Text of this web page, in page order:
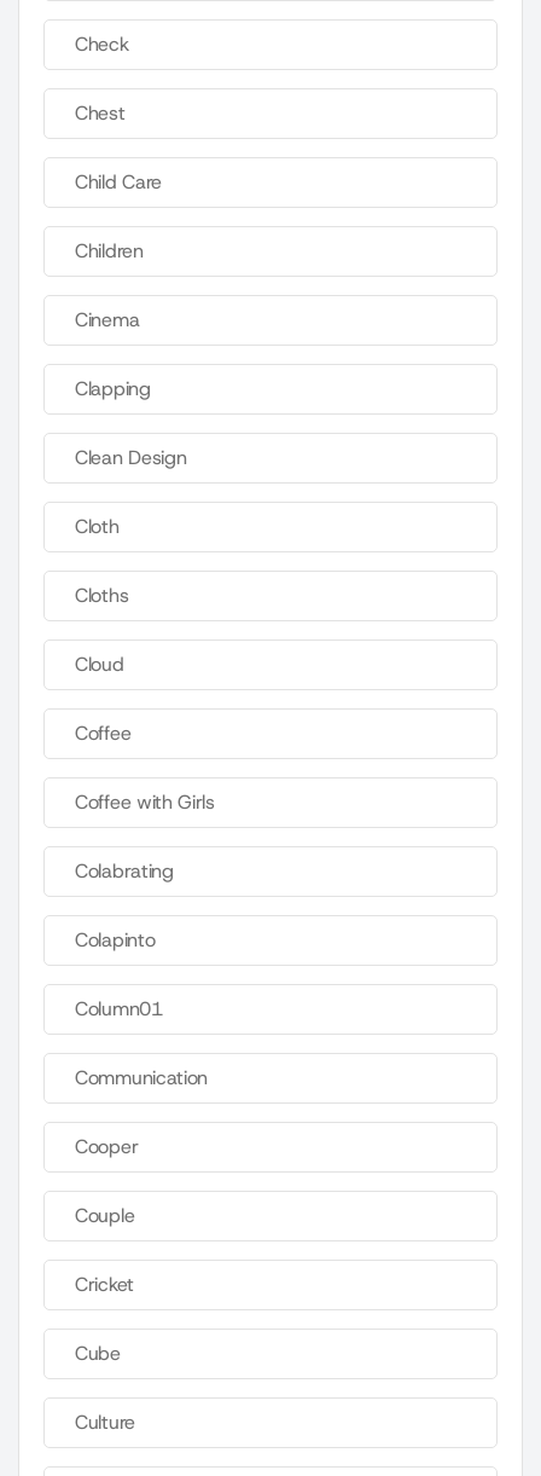
Check
Chest
Child Care
Children
Cinema
Clapping
Clean Design
Cloth
Cloths
Cloud
Coffee
Coffee with Girls
Colabrating
Colapinto
Column01
Communication
Cooper
Couple
Cricket
Cube
Culture